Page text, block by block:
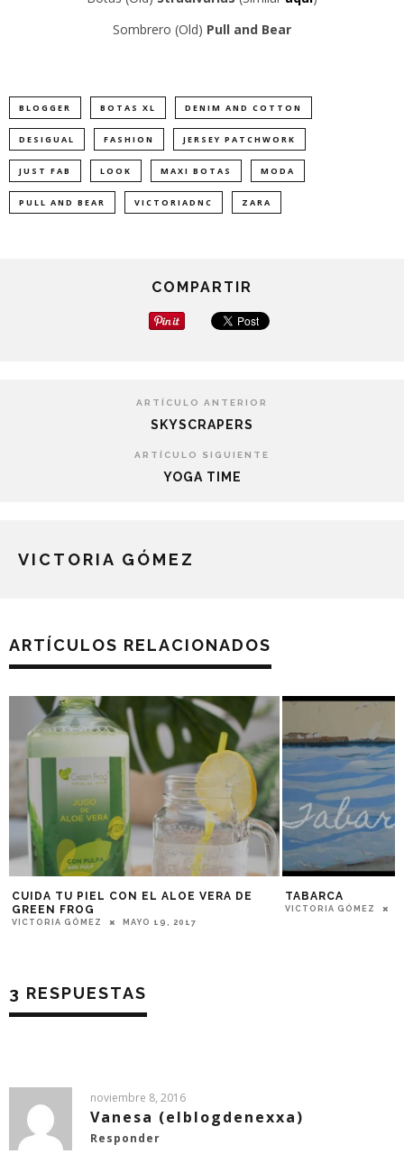
Sombrero (Old) Pull and Bear
BLOGGER BOTAS XL DENIM AND COTTON
DESIGUAL FASHION JERSEY PATCHWORK
JUST FAB LOOK MAXI BOTAS MODA
PULL AND BEAR VICTORIADNC ZARA
COMPARTIR
ARTÍCULO ANTERIOR
SKYSCRAPERS
ARTÍCULO SIGUIENTE
YOGA TIME
VICTORIA GÓMEZ
ARTÍCULOS RELACIONADOS
TABARCA
VICTORIA GÓMEZ
BLACK & WHITE
VICTORIA GÓMEZ
3 RESPUESTAS
noviembre 8, 2016
Vanesa (elblogdenexxa)
Responder